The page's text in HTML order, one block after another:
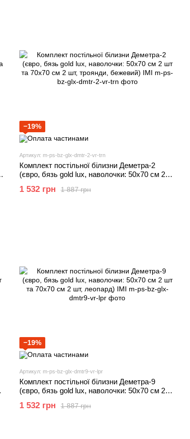
−19%
Артикул: m-ps-bz-glx-dmtr-2-vr-trn
Комплект постільної білизни Деметра-2
(євро, бязь gold lux, наволочки: 50х70 см 2
1 887 грн
1 532 грн
−19%
Артикул: m-ps-bz-glx-dmtr9-vr-lpr
Комплект постільної білизни Деметра-9
(євро, бязь gold lux, наволочки: 50х70 см 2
1 887 грн
1 532 грн